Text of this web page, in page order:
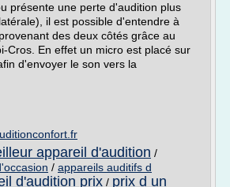
présente une perte d'audition plus
il est possible d'entendre à
des deux côtés grâce au
Cros. En effet un micro est placé sur
d'envoyer le son vers la
appareil d'audition /
/ appareils auditifs d
d'audition prix / prix d un